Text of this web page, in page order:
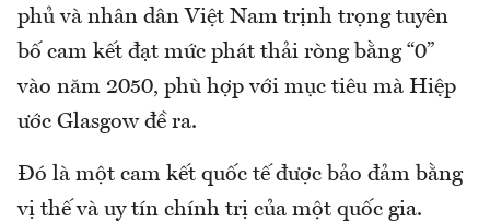
phủ và nhân dân Việt Nam trịnh trọng tuyên
bố cam kết đạt mức phát thải ròng bằng “0”
vào năm 2050, phù hợp với mục tiêu mà Hiệp
ước Glasgow đề ra.
Đó là một cam kết quốc tế được bảo đảm bằng
vị thế và uy tín chính trị của một quốc gia.